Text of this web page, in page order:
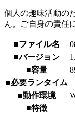
個人の趣味活動の
ん。ご自身の責任
■ファイル名
■バージョン
■容量
■必要ランタイム
■動作環境
■特徴